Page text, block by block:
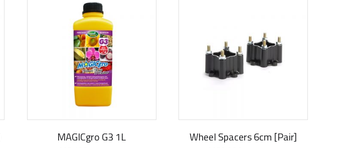
MAGICgro G3 1L Wheel Spacers 6cm [pair]